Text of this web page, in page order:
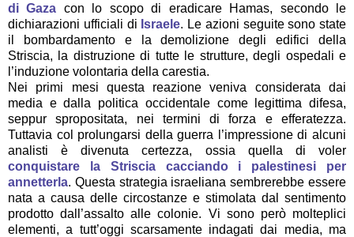
di Gaza con lo scopo di eradicare Hamas, secondo le
dichiarazioni ufficiali di Israele. Le azioni seguite sono state
il bombardamento e la demolizione degli edifici della
Striscia, la distruzione di tutte le strutture, degli ospedali e
l’induzione volontaria della carestia.
Nei primi mesi questa reazione veniva considerata dai
media e dalla politica occidentale come legittima difesa,
seppur spropositata, nei termini di forza e efferatezza.
Tuttavia col prolungarsi della guerra l’impressione di alcuni
analisti è divenuta certezza, ossia quella di voler
conquistare la Striscia cacciando i palestinesi per
annetterla. Questa strategia israeliana sembrerebbe essere
nata a causa delle circostanze e stimolata dal sentimento
prodotto dall’assalto alle colonie. Vi sono però molteplici
elementi, a tutt’oggi scarsamente indagati dai media, ma